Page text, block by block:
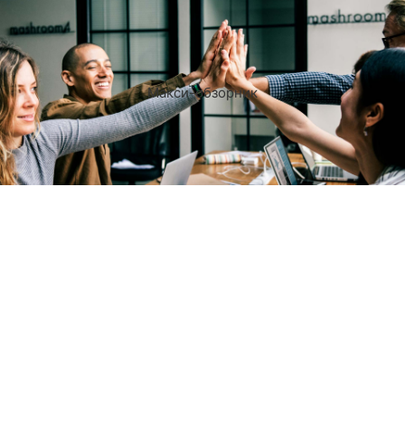
Макси-обзорник